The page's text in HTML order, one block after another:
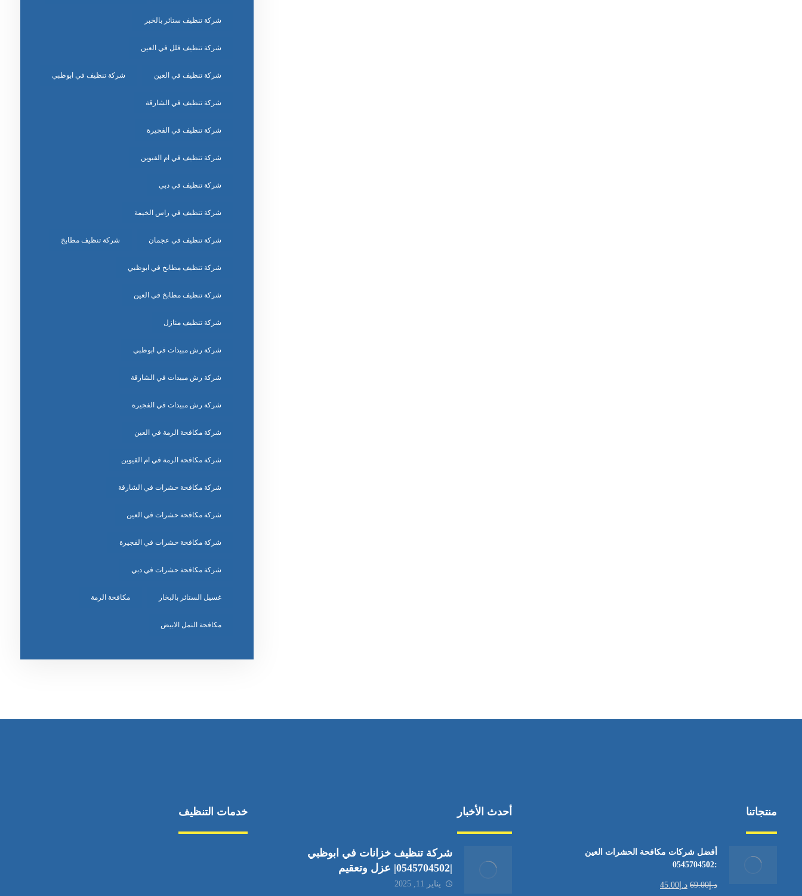
شركة تنظيف ستائر بالخبر
شركة تنظيف فلل في العين
شركة تنظيف في العين شركة تنظيف في ابوظبي
شركة تنظيف في الشارقة
شركة تنظيف في الفجيرة
شركة تنظيف في ام القيوين
شركة تنظيف في دبي
شركة تنظيف في راس الخيمة
شركة تنظيف في عجمان شركة تنظيف مطابخ
شركة تنظيف مطابخ في ابوظبي
شركة تنظيف مطابخ في العين
شركة تنظيف منازل
شركة رش مبيدات في ابوظبي
شركة رش مبيدات في الشارقة
شركة رش مبيدات في الفجيرة
شركة مكافحة الرمة في العين
شركة مكافحة الرمة في ام القيوين
شركة مكافحة حشرات في الشارقة
شركة مكافحة حشرات في العين
شركة مكافحة حشرات في الفجيرة
شركة مكافحة حشرات في دبي
غسيل الستائر بالبخار مكافحة الرمة
مكافحة النمل الابيض
منتجاتنا
أفضل شركات مكافحة الحشرات العين
:0545704502
د.إ69.00 د.إ 45.00
أحدث الأخبار
شركة تنظيف خزانات في ابوظبي
|0545704502| عزل وتعقيم
يناير 11, 2025
خدمات التنظيف